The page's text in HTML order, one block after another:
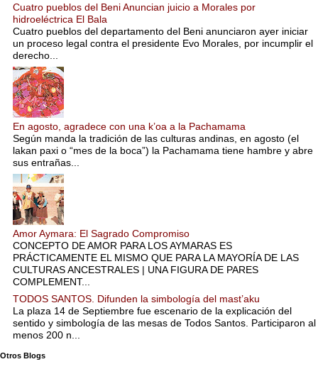
Cuatro pueblos del Beni Anuncian juicio a Morales por
hidroeléctrica El Bala
Cuatro pueblos del departamento del Beni anunciaron ayer iniciar
un proceso legal contra el presidente Evo Morales, por incumplir el
derecho...
En agosto, agradece con una k’oa a la Pachamama
Según manda la tradición de las culturas andinas, en agosto (el
lakan paxi o “mes de la boca”) la Pachamama tiene hambre y abre
sus entrañas...
Amor Aymara: El Sagrado Compromiso
CONCEPTO DE AMOR PARA LOS AYMARAS ES
PRÁCTICAMENTE EL MISMO QUE PARA LA MAYORÍA DE LAS
CULTURAS ANCESTRALES | UNA FIGURA DE PARES
COMPLEMENT...
TODOS SANTOS. Difunden la simbología del mast’aku
La plaza 14 de Septiembre fue escenario de la explicación del
sentido y simbología de las mesas de Todos Santos. Participaron al
menos 200 n...
Otros Blogs